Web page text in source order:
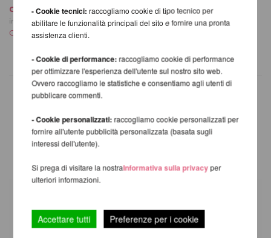
da 713,19 EUR
incl. 23 % UST escl.
Costi di spedizione
incl. 23 % UST escl.
Costi di spedizione
ALTRI PRODOTTI DELLA
STESSA MARCA
- Cookie tecnici: raccogliamo cookie di tipo tecnico per
abilitare le funzionalità principali del sito e fornire una pronta
assistenza clienti.
- Cookie di performance: raccogliamo cookie di performance
per ottimizzare l'esperienza dell'utente sul nostro sito web.
Ovvero raccogliamo le statistiche e consentiamo agli utenti di
pubblicare commenti.
- Cookie personalizzati: raccogliamo cookie personalizzati per
fornire all'utente pubblicità personalizzata (basata sugli
interessi dell'utente).
Si prega di visitare la nostraInformativa sulla privacyper
ulteriori informazioni.
Accettare tutti Preferenze per i cookie